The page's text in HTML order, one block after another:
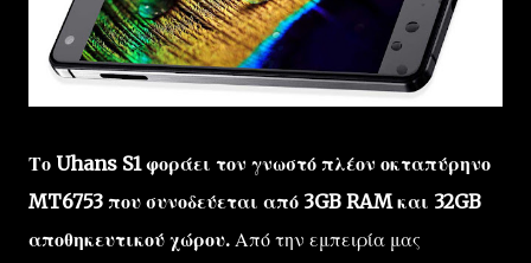
Το Uhans S1 φοράει τον γνωστό πλέον οκταπύρηνο
MT6753 που συνοδεύεται από 3GB RAM και 32GB
αποθηκευτικού χώρου. Από την εμπειρία μας